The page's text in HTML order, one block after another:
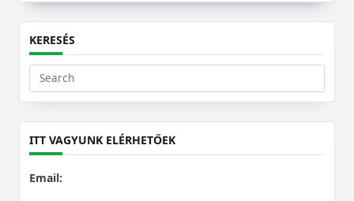
KERESÉS
Search
for:
ITT VAGYUNK ELÉRHETŐEK
Email: